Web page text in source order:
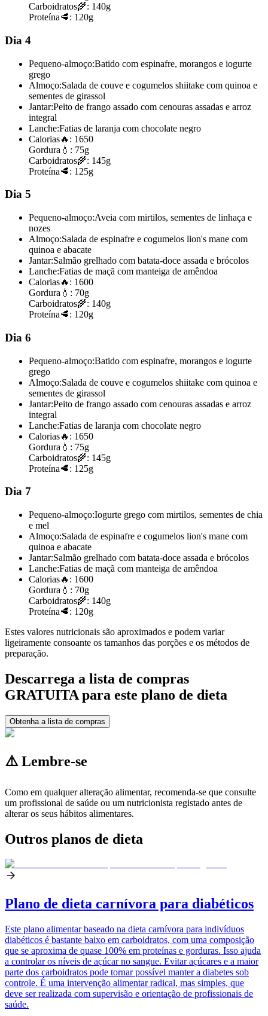
Carboidratos🌾: 140g
Proteína🥩: 120g
Dia 4
Pequeno-almoço:Batido com espinafre, morangos e iogurte
grego
Almoço:Salada de couve e cogumelos shiitake com quinoa e
sementes de girassol
Jantar:Peito de frango assado com cenouras assadas e arroz
integral
Lanche:Fatias de laranja com chocolate negro
Calorias🔥: 1650
Gordura 💧: 75g
Carboidratos🌾: 145g
Proteína🥩: 125g
Dia 5
Pequeno-almoço:Aveia com mirtilos, sementes de linhaça e
nozes
Almoço:Salada de espinafre e cogumelos lion's mane com
quinoa e abacate
Jantar:Salmão grelhado com batata-doce assada e brócolos
Lanche:Fatias de maçã com manteiga de amêndoa
Calorias🔥: 1600
Gordura 💧: 70g
Carboidratos🌾: 140g
Proteína🥩: 120g
Dia 6
Pequeno-almoço:Batido com espinafre, morangos e iogurte
grego
Almoço:Salada de couve e cogumelos shiitake com quinoa e
sementes de girassol
Jantar:Peito de frango assado com cenouras assadas e arroz
integral
Lanche:Fatias de laranja com chocolate negro
Calorias🔥: 1650
Gordura 💧: 75g
Carboidratos🌾: 145g
Proteína🥩: 125g
Dia 7
Pequeno-almoço:Iogurte grego com mirtilos, sementes de chia
e mel
Almoço:Salada de espinafre e cogumelos lion's mane com
quinoa e abacate
Jantar:Salmão grelhado com batata-doce assada e brócolos
Lanche:Fatias de maçã com manteiga de amêndoa
Calorias🔥: 1600
Gordura 💧: 70g
Carboidratos🌾: 140g
Proteína🥩: 120g
Estes valores nutricionais são aproximados e podem variar
ligeiramente consoante os tamanhos das porções e os métodos de
preparação.
Descarrega a lista de compras
GRATUITA para este plano de dieta
Obtenha a lista de compras
⚠️ Lembre-se
Como em qualquer alteração alimentar, recomenda-se que consulte
um profissional de saúde ou um nutricionista registado antes de
alterar os seus hábitos alimentares.
Outros planos de dieta
Plano de dieta carnívora para diabéticos
Este plano alimentar baseado na dieta carnívora para indivíduos
diabéticos é bastante baixo em carboidratos, com uma composição
que se aproxima de quase 100% em proteínas e gorduras. Isso ajuda
a controlar os níveis de açúcar no sangue. Evitar açúcares e a maior
parte dos carboidratos pode tornar possível manter a diabetes sob
controle. É uma intervenção alimentar radical, mas simples, que
deve ser realizada com supervisão e orientação de profissionais de
saúde.